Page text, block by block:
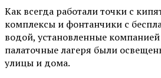
Как всегда работали точки с
комплексы и фонтанчики с
водой, установленные
палаточные лагеря были
улицы и дома.